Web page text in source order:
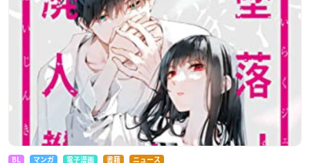
BL マンガ 電子漫画 書籍 ニュース